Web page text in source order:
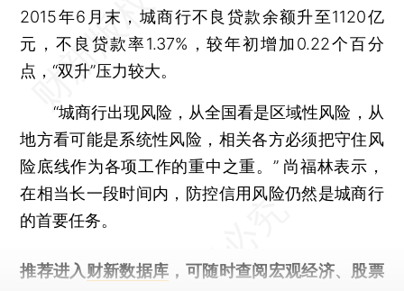
2015年6月末，城商行不良贷款余额升至1120亿
元，不良贷款率1.37%，较年初增加0.22个百分
点，“双升”压力较大。
“城商行出现风险，从全国看是区域性风险，从
地方看可能是系统性风险，相关各方必须把守住风
险底线作为各项工作的重中之重。” 尚福林表示，
在相当长一段时间内，防控信用风险仍然是城商行
的首要任务。
推荐进入 财新数据库 ，可随时查阅宏观经济、股票